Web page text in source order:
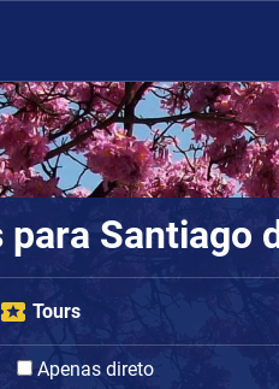
Santiago
Tours
Apenas direto